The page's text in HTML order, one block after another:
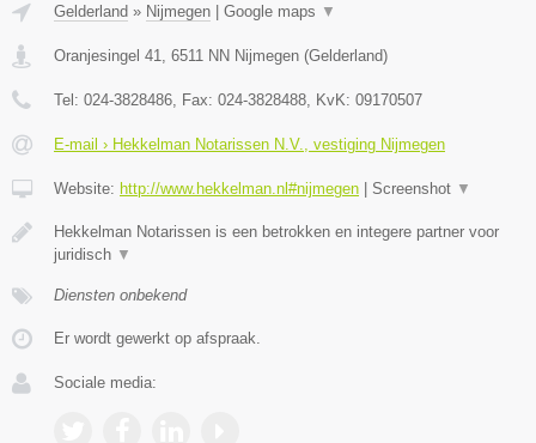
Gelderland » Nijmegen Google maps ▼
Oranjesingel 41 6511 NN Nijmegen (Gelderland)
Tel: 024-3828486 , Fax: 024-3828488 , KvK: 09170507
E-mail › Hekkelman Notarissen N.V., vestiging Nijmegen
Website: http://www.hekkelman.nl#nijmegen Screenshot ▼
Hekkelman Notarissen is een betrokken en integere partner voor
juridisch ▼
Diensten onbekend
Er wordt gewerkt op afspraak.
Sociale media: